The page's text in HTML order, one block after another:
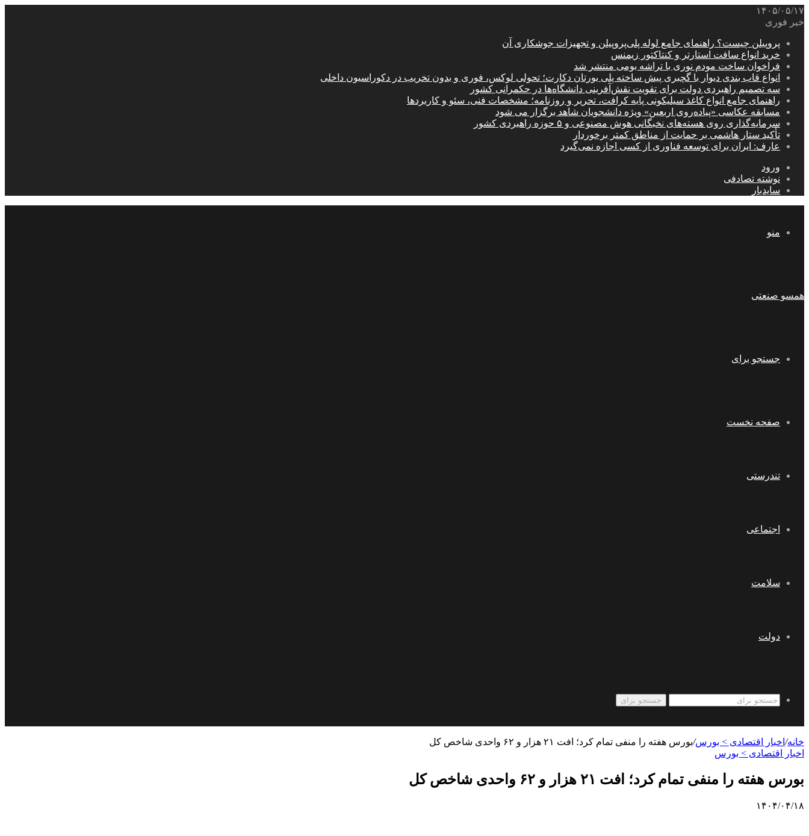
۱۴۰۵/۰۵/۱۷
خبر فوری
پروپیلن چیست؟ راهنمای جامع لوله پلی‌پروپیلن و تجهیزات جوشکاری آن
خرید انواع سافت استارتر و کنتاکتور زیمنس
فراخوان ساخت مودم نوری با تراشه بومی منتشر شد
انواع قاب بندی دیوار با گچبری پیش ساخته پلی یورتان دکارت؛ تحولی لوکس، فوری و بدون تخریب در دکوراسیون داخلی
سه تصمیم راهبردی دولت برای تقویت نقش‌آفرینی دانشگاه‌ها در حکمرانی کشور
راهنمای جامع انواع کاغذ سیلیکونی پایه کرافت، تحریر و روزنامه؛ مشخصات فنی، سئو و کاربردها
مسابقه عکاسی «پیاده‌روی اربعین» ویژه دانشجویان شاهد برگزار می شود
سرمایه‌گذاری روی هسته‌های نخبگانی هوش مصنوعی و ۵ حوزه راهبردی کشور
تأکید ستار هاشمی بر حمایت از مناطق کمتر برخوردار
عارف: ایران برای توسعه فناوری از کسی اجازه نمی‌گیرد
ورود
نوشته تصادفی
سایدبار
منو
همسو صنعتی
جستجو برای
صفحه نخست
تندرستی
اجتماعی
سلامت
دولت
جستجو برای
خانه/ اخبار اقتصادی > بورس/بورس هفته را منفی تمام کرد؛ افت ۲۱ هزار و ۶۲ واحدی شاخص کل
اخبار اقتصادی > بورس
بورس هفته را منفی تمام کرد؛ افت ۲۱ هزار و ۶۲ واحدی شاخص کل
۱۴۰۴/۰۴/۱۸